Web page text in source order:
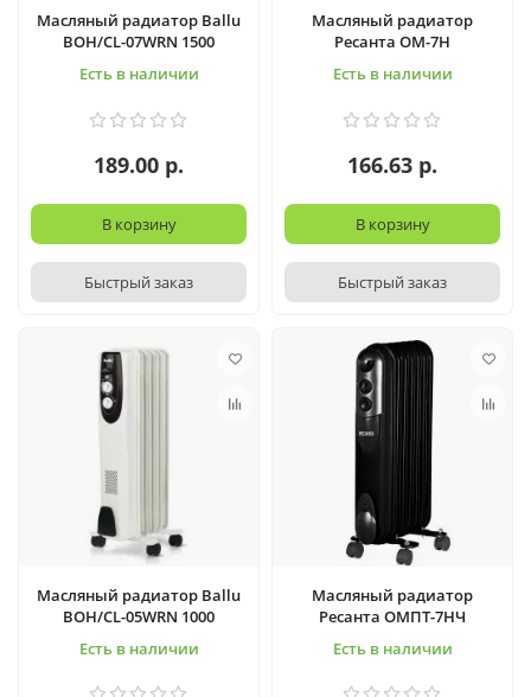
Масляный радиатор Ballu
BOH/CL-07WRN 1500
Есть в наличии
189.00 р.
В корзину
Быстрый заказ
Масляный радиатор
Ресанта ОМ-7Н
Есть в наличии
166.63 р.
В корзину
Быстрый заказ
Масляный радиатор Ballu
BOH/CL-05WRN 1000
Есть в наличии
Масляный радиатор
Ресанта ОМПТ-7НЧ
Есть в наличии